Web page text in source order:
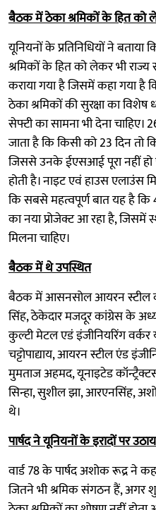
बैठक में ठेका श्रमिकों के हित को
यूनियनों के प्रतिनिधियों ने
श्रमिकों के हित को लेकर भी
कराया गया है जिसमें कहा गया
ठेका श्रमिकों की सुरक्षा का विशेष
सेफ्टी का सामना भी देना चाहिए।
जाता है कि किसी को 23 दिन तो
जिससे उनके ईएसआई पूरा नहीं
होती है। नाइट एवं हाउस एलाउंस
कि सबसे महत्वपूर्ण बात यह है
का नया प्रोजेक्ट आ रहा है, जिसमें
मिलना चाहिए।
बैठक में थे उपस्थित
बैठक में आसनसोल आयरन स्टील
सिंह, ठेकेदार मजदूर कांग्रेस के
कुल्टी मेटल एडं इंजीनियरिंग
चट्टोपाद्याय, आयरन स्टील एंड
मुमताज अहमद, यूनाइटेड
सिन्हा, सुशील झा, आरएनसिंह,
थे।
पार्षद ने यूनियनों के इरादों पर
वार्ड 78 के पार्षद अशोक रूद्र
जितने भी श्रमिक संगठन हैं,